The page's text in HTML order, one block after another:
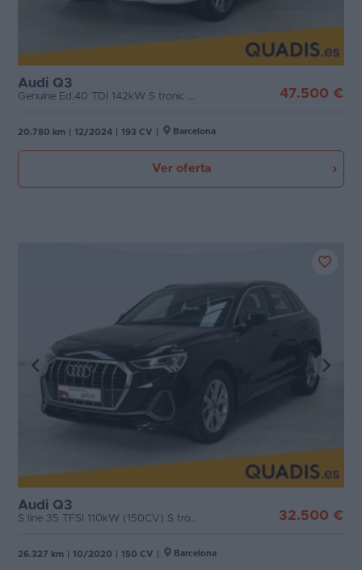
Audi Q3
Genuine Ed.40 TDI 142kW S tronic Quattro 47.500 €
20.780 km 12/2024 193 CV Barcelona
Ver oferta
Audi Q3
S line 35 TFSI 110kW (150CV) S tronic 32.500 €
26.327 km 10/2020 150 CV Barcelona